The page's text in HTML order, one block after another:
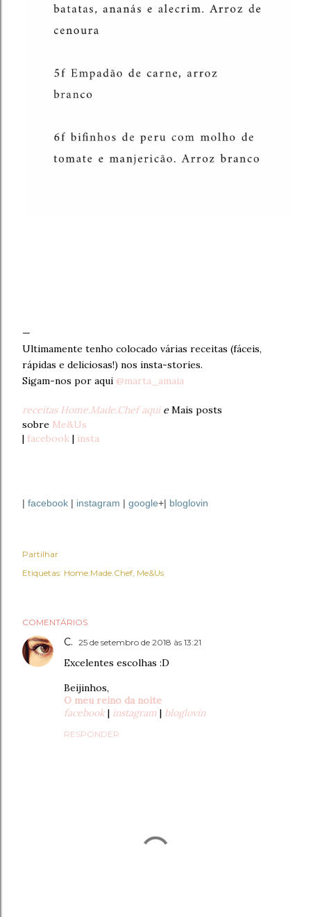
Ultimamente tenho colocado várias receitas (fáceis,
rápidas e deliciosas!) nos insta-stories.
Sigam-nos por aqui @marta_amaia
receitas Home.Made.Chef aquie Mais posts
sobre Me&Us
| facebook | insta
| facebook | instagram | google+| bloglovin
Partilhar
Etiquetas: Home.Made.Chef Me&Us
COMENTÁRIOS
C. 25 de setembro de 2018 às 13:21
Excelentes escolhas :D
Beijinhos,
O meu reino da noite
facebook| instagram | bloglovin
RESPONDER